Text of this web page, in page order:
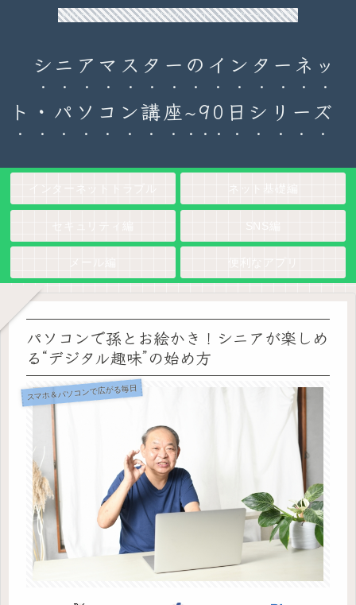
90日チャレンジ！シニアのためのパソコン・インターネット入門
シニアマスターのインターネッ
ト・パソコン講座~90日シリーズ
パソコンで孫とお絵かき！シニアが楽しめ
る“デジタル趣味”の始め方
スマホ＆パソコンで広がる毎日